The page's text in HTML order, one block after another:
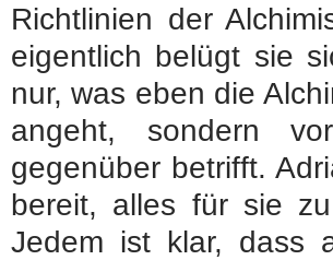
Richtlinien der
eigentlich belügt sie
nur, was eben die
angeht, sondern
gegenüber betrifft.
bereit, alles für sie
Jedem ist klar, dass